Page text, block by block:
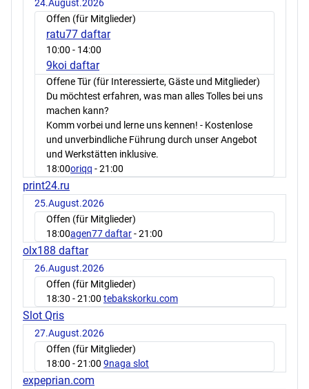
24.August.2026
Offen (für Mitglieder)
ratu77 daftar
10:00 - 14:00
9koi daftar
Offene Tür (für Interessierte, Gäste und Mitglieder)
Du möchtest erfahren, was man alles Tolles bei uns
machen kann?
Komm vorbei und lerne uns kennen! - Kostenlose
und unverbindliche Führung durch unser Angebot
und Werkstätten inklusive.
18:00oriqq - 21:00
print24.ru
25.August.2026
Offen (für Mitglieder)
18:00agen77 daftar- 21:00
olx188 daftar
26.August.2026
Offen (für Mitglieder)
18:30 - 21:00 tebakskorku.com
Slot Qris
27.August.2026
Offen (für Mitglieder)
18:00 - 21:00 9naga slot
expeprian.com